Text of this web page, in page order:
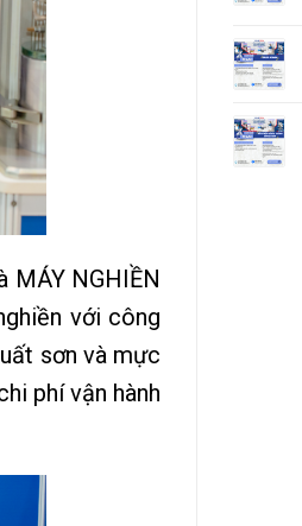
MÁY NGHIỀN
với công
sơn và mực
phí vận hành